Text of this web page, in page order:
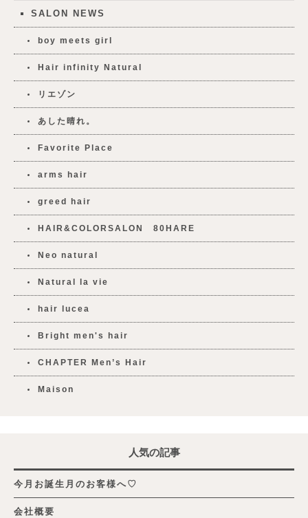
SALON NEWS
boy meets girl
Hair infinity Natural
リエゾン
あした晴れ。
Favorite Place
arms hair
greed hair
HAIR&COLORSALON 80HARE
Neo natural
Natural la vie
hair lucea
Bright men's hair
CHAPTER Men’s Hair
Maison
人気の記事
今月お誕生月のお客様へ♡
会社概要